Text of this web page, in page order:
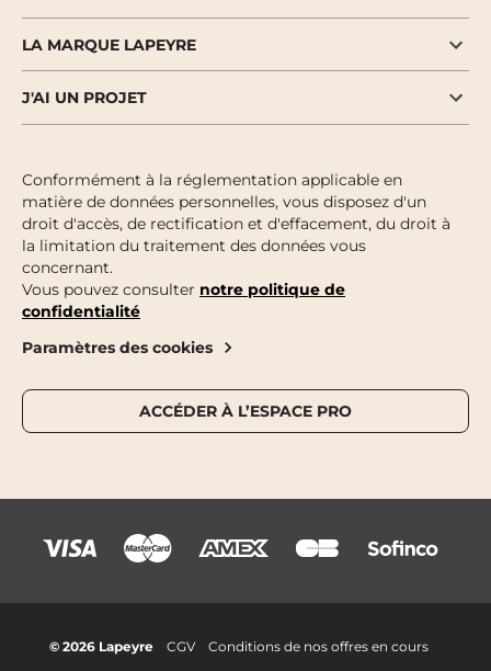
LA MARQUE LAPEYRE
J'AI UN PROJET
Conformément à la réglementation applicable en
matière de données personnelles, vous disposez d'un
droit d'accès, de rectification et d'effacement, du droit à
la limitation du traitement des données vous
concernant.
Vous pouvez consulter notre politique de
confidentialité
Paramètres des cookies
ACCÉDER À L’ESPACE PRO
© 2026 Lapeyre CGV
Conditions de nos offres en cours